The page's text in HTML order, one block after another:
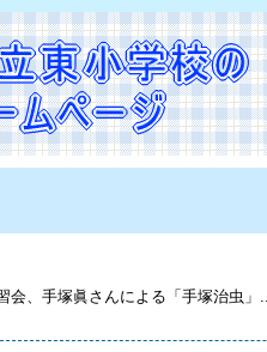
、手塚眞さんによる「手塚治虫」...